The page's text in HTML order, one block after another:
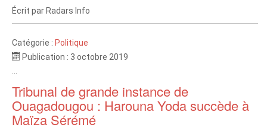
Écrit par Radars Info
Catégorie : Politique
Publication : 3 octobre 2019
Tribunal de grande instance de
Ouagadougou : Harouna Yoda succède à
Maïza Sérémé